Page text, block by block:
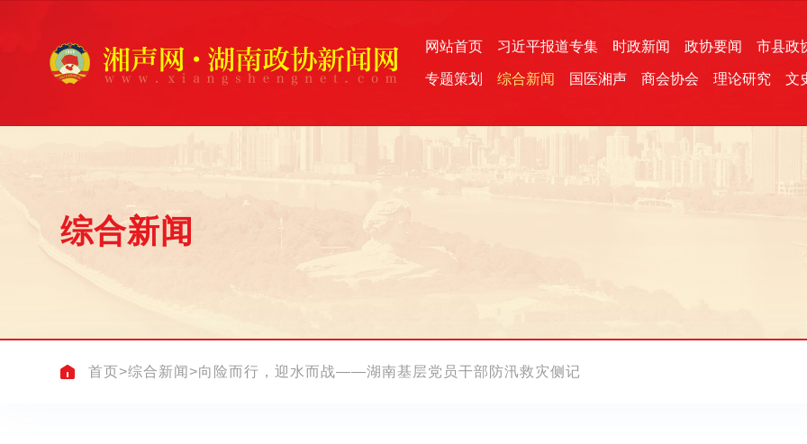
网站首页 习近平报道专集 时政新闻 政协要闻 市县政
专题策划 综合新闻 国医湘声 商会协会 理论研究 文
综合新闻
首页>综合新闻 >向险而行，迎水而战——湖南基层党员干部防汛救灾侧记